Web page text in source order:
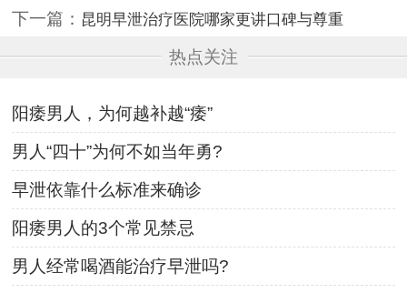
下一篇： 昆明早泄治疗医院哪家更讲口碑与尊重
热点关注
阳痿男人，为何越补越“痿”
男人“四十”为何不如当年勇?
早泄依靠什么标准来确诊
阳痿男人的3个常见禁忌
男人经常喝酒能治疗早泄吗?